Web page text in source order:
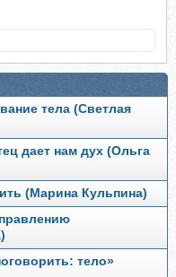
тела (Светлая
дает нам дух (Ольга
(Марина Кульпина)
тело»